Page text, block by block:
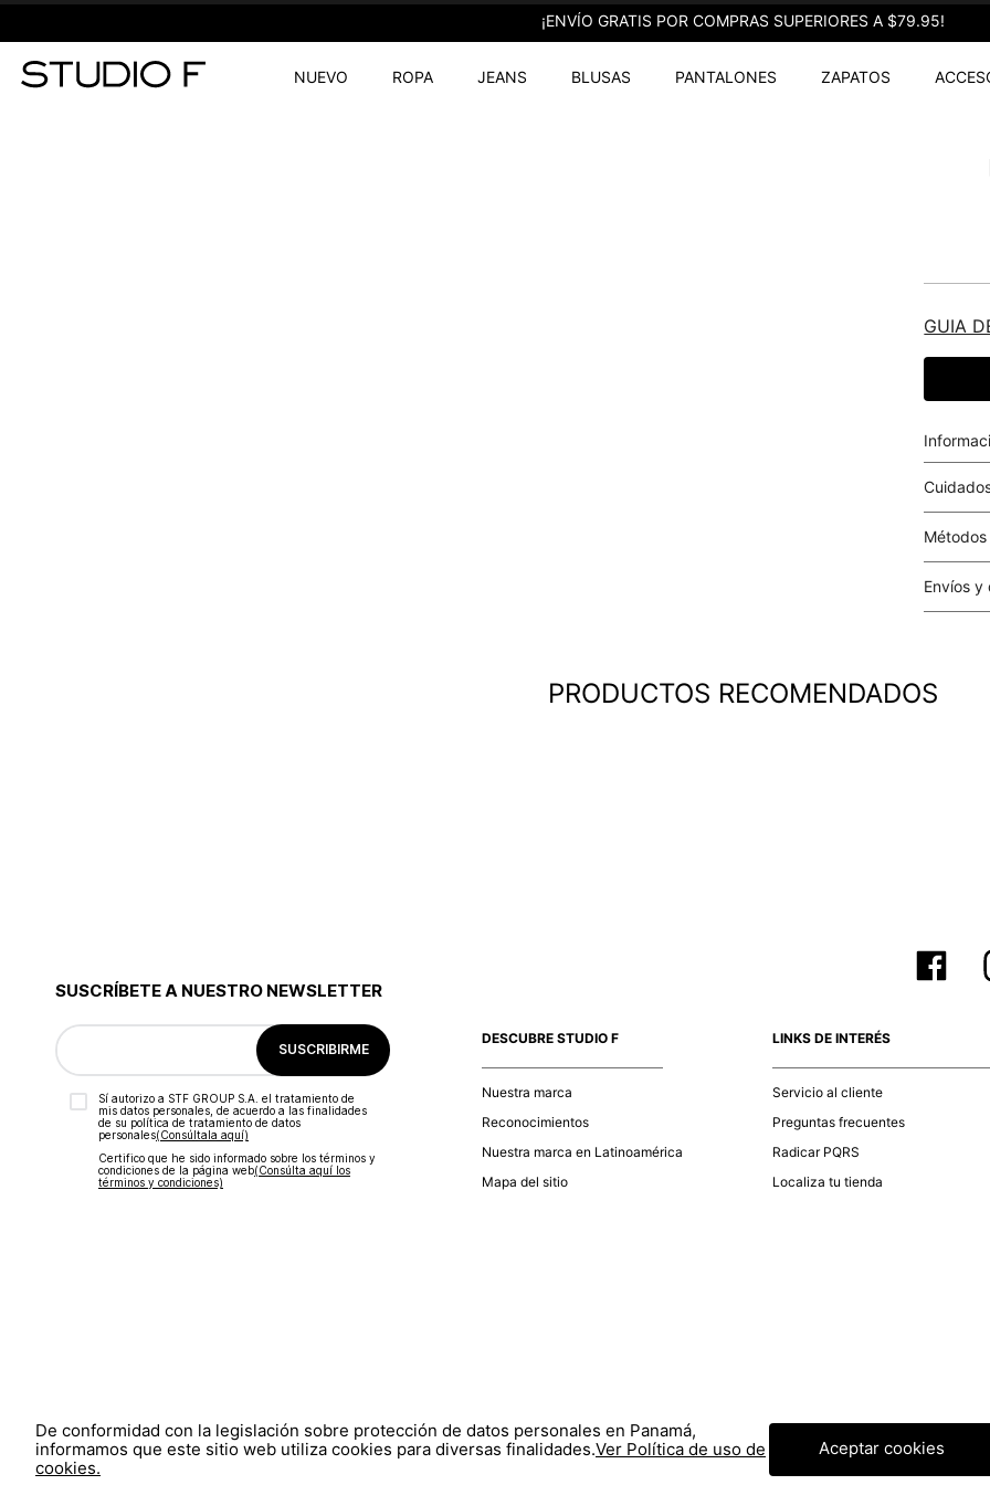
¡ENVÍO GRATIS POR COMPRAS SUPERIORES A $79.95!
NUEVO ROPA JEANS BLUSAS PANTALONES ZAPATOS
GUIA
Tarjetas
Envíos y
análisis
tu
PRODUCTOS RECOMENDADOS
SUSCRÍBETE A NUESTRO NEWSLETTER
SUSCRIBIRME
Sí autorizo a STF GROUP S.A. el tratamiento de
mis datos personales, de acuerdo a las finalidades
de su política de tratamiento de datos
personales‎(Consúltala aquí)
Certifico que he sido informado sobre los términos y
condiciones de la página web‎(Consúlta aquí los
términos y condiciones)
DESCUBRE STUDIO F
Nuestra marca
Reconocimientos
Nuestra marca en Latinoamérica
Mapa del sitio
LINKS DE INTERÉS
Servicio al cliente
Preguntas frecuentes
Radicar PQRS
Localiza tu tienda
© COPYRIGHT 2020 STF GROUP S.A. TODOS LOS DERECHOS RESERVADOS.
De conformidad con la legislación sobre protección de datos personales en Panamá,
informamos que este sitio web utiliza cookies para diversas finalidades.Ver Política de uso de
cookies.
Aceptar cookies